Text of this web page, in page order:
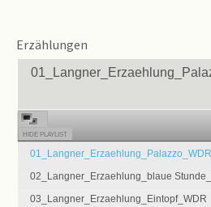
Erzählungen
HIDE PLAYLIST
01_Langner_Erzaehlung_Palazzo_WDR
02_Langner_Erzaehlung_blaue
03_Langner_Erzaehlung_Eintopf_WDR